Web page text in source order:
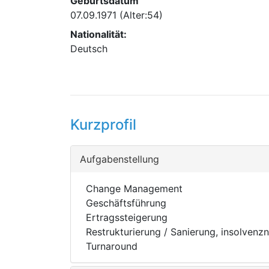
07.09.1971 (Alter:54)
Nationalität:
Deutsch
Kurzprofil
Aufgabenstellung
Change Management
Geschäftsführung
Ertragssteigerung
Restrukturierung / Sanierung,
Turnaround